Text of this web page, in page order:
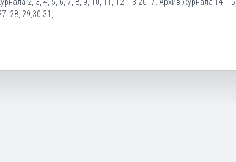
2, 3, 4, 5, 6, 7, 8, 9, 10, 11, 12, 13 2017. Архив журнала 14,
28, 29,30,31, ...